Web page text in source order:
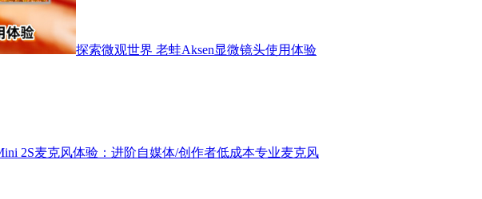
探索微观世界 老蛙Aksen显微镜头使用体验
2S麦克风体验：进阶自媒体/创作者低成本专业麦克风